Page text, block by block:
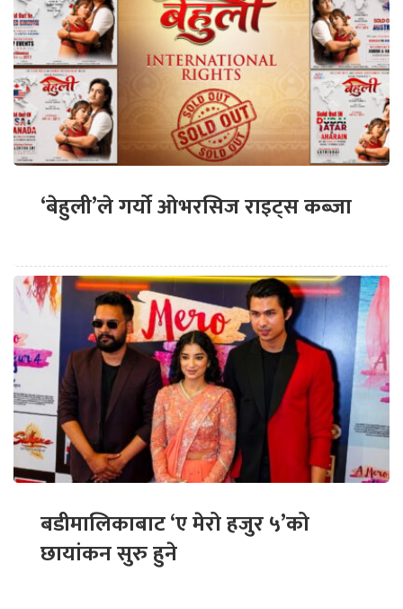
‘बेहुली’ले गर्यो ओभरसिज राइट्स कब्जा
बडीमालिकाबाट ‘ए मेरो हजुर ५’को
छायांकन सुरु हुने